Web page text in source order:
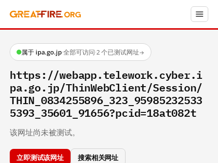
属于 ipa.go.jp·全部可访问·2 个已测试网址→
https://webapp.telework.cyber.i
pa.go.jp/ThinWebClient/Session/
THIN_0834255896_323_95985232533
5393_35601_91656?pcid=18at082t
该网址尚未被测试。
立即测试该网址 搜索相关网址